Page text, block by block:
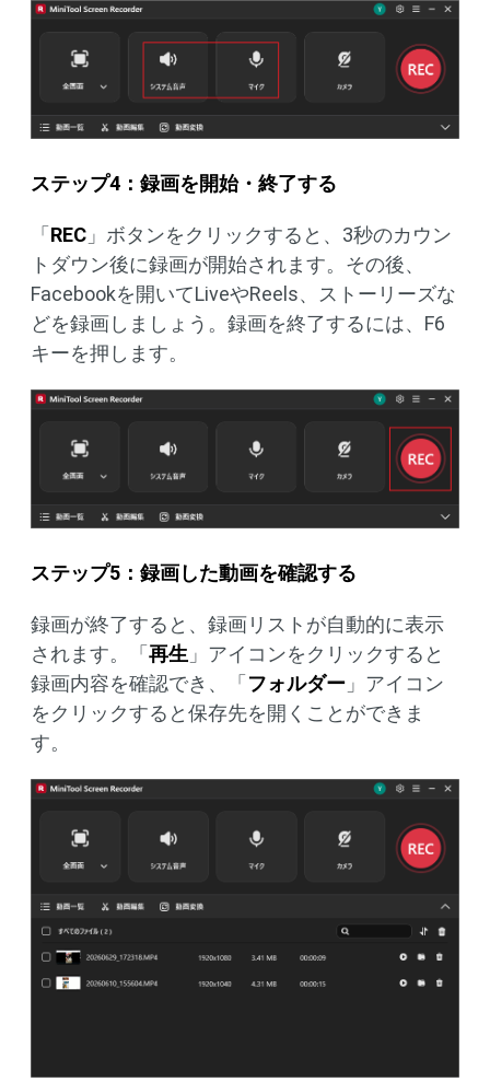
ステップ4：録画を開始・終了する
「 REC 」ボタンをクリックすると、3秒のカウン
トダウン後に録画が開始されます。その後、
Facebookを開いてLiveやReels、ストーリーズな
どを録画しましょう。録画を終了するには、F6
キーを押します。
ステップ5：録画した動画を確認する
録画が終了すると、録画リストが自動的に表示
されます。「 再生 」アイコンをクリックすると
録画内容を確認でき、「 フォルダー 」アイコン
をクリックすると保存先を開くことができま
す。